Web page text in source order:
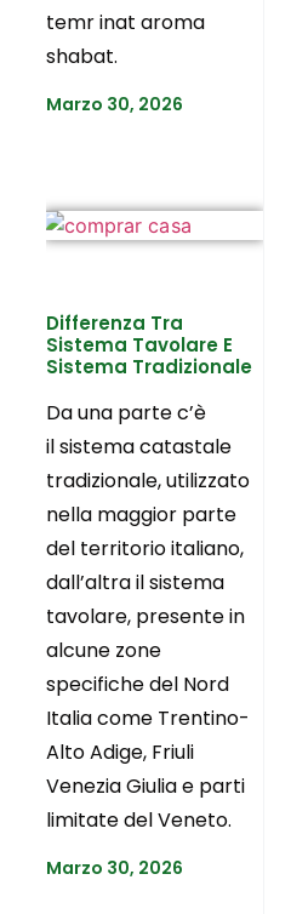
temr inat aroma
shabat.
Marzo 30, 2026
Differenza Tra
Sistema Tavolare E
Sistema Tradizionale
Da una parte c’è
il sistema catastale
tradizionale, utilizzato
nella maggior parte
del territorio italiano,
dall’altra il sistema
tavolare, presente in
alcune zone
specifiche del Nord
Italia come Trentino-
Alto Adige, Friuli
Venezia Giulia e parti
limitate del Veneto.
Marzo 30, 2026